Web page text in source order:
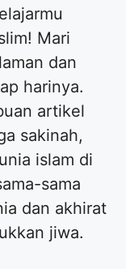
Mari
dan
harinya.
artikel
sakinah,
islam di
sama
dan akhirat
jiwa.